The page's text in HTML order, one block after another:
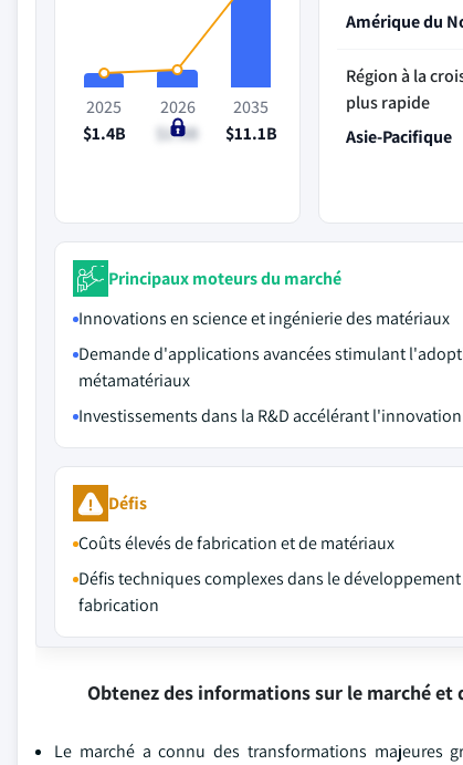
2025
$1.4B
2026
$1.8B
2035
$11.1B
Amérique du
Région à la
plus rapide
Asie-Pacifique
Principaux moteurs du marché
Innovations en science et ingénierie des matériaux
Demande d'applications avancées stimulant
métamatériaux
Investissements dans la R&D accélérant l'innovation
Défis
Coûts élevés de fabrication et de matériaux
Défis techniques complexes dans le développement
fabrication
Obtenez des informations sur le marché
Le marché a connu des transformations majeures